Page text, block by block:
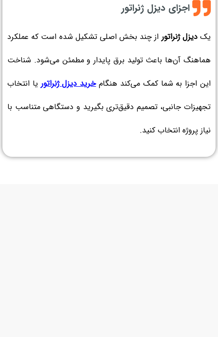
اجزای دیزل ژنراتور
یکدیزل ژنراتوراز چند بخش اصلی تشکیل شده است که عملکرد
هماهنگ آن‌ها باعث تولید برق پایدار و مطمئن می‌شود. شناخت
این اجزا به شما کمک می‌کند هنگامخرید دیزل ژنراتوریا انتخاب
تجهیزات جانبی، تصمیم دقیق‌تری بگیرید و دستگاهی متناسب با
نیاز پروژه انتخاب کنید.